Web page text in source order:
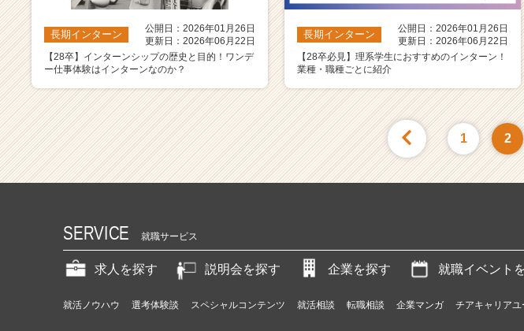
長期インターン
公開日：2026年01月26日
更新日：2026年06月22日
【28卒】インターンシップの歴史と目的！ワンデ
ー仕事体験はインターンなのか？
長期インターン
公開日：2026年01月26日
更新日：2026年06月22日
【28卒必見】理系学生におすすめのインターン！
業種・職種ごとに紹介
1 2
SERVICE 就職サービス
求人を探す 説明会を探す 企業を探す 就職イベント
就活ノウハウ 選考体験談 スペシャルコンテンツ 就活相談 転職相談 企業マンガ チアキャリア